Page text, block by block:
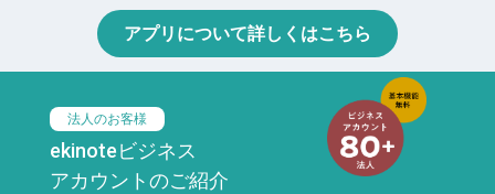
アプリについて詳しくはこちら
法人のお客様
ekinoteビジネス
アカウントのご紹介